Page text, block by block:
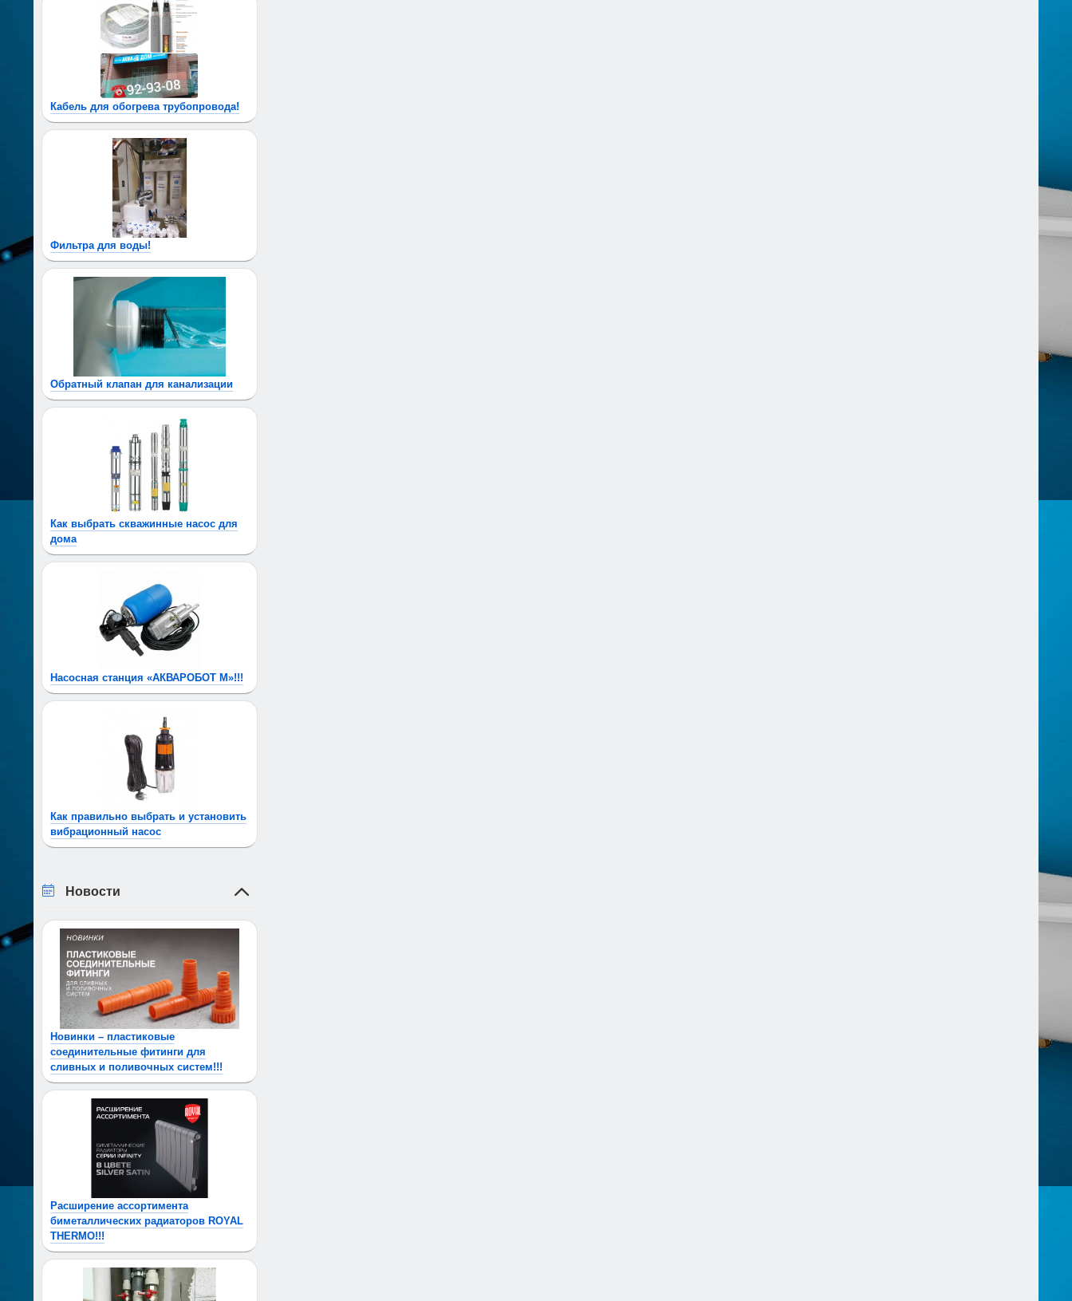
Кабель для обогрева трубопровода!
Фильтра для воды!
Обратный клапан для канализации
Как выбрать скважинные насос для
дома
Насосная станция «АКВАРОБОТ М»!!!
Как правильно выбрать и установить
вибрационный насос
Новости
Новинки – пластиковые
соединительные фитинги для
сливных и поливочных систем!!!
Расширение ассортимента
биметаллических радиаторов ROYAL
THERMO!!!